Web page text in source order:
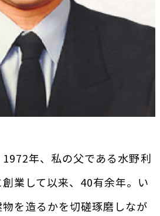
年、私の父である水野利
業して以来、40有余年。い
を造るかを切磋琢磨しなが